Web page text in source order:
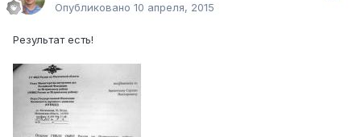
Опубликовано 10 апреля, 2015
Результат есть!